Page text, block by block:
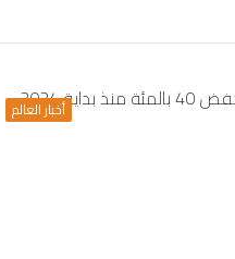
أخبار العالم